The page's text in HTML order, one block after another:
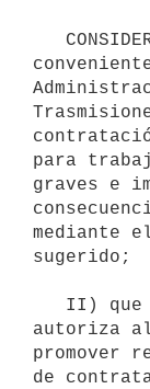
para
graves e
mediante
sugerido;
autoriza
promover
de